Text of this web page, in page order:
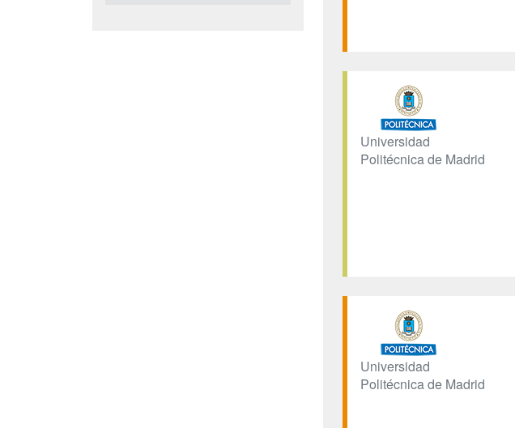
Universidad
Politécnica de Madrid
Universidad
Politécnica de Madrid